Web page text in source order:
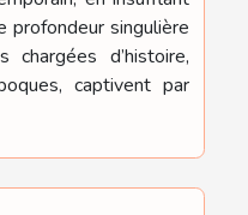
profondeur singulière
chargées d’histoire,
captivent par